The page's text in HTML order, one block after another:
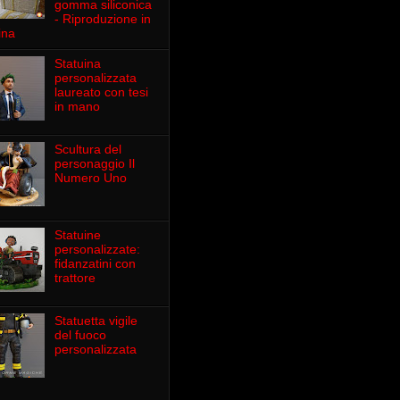
gomma siliconica
- Riproduzione in
Statuina
personalizzata
laureato con tesi
in mano
Scultura del
personaggio Il
Numero Uno
Statuine
personalizzate:
fidanzatini con
trattore
Statuetta vigile
del fuoco
personalizzata